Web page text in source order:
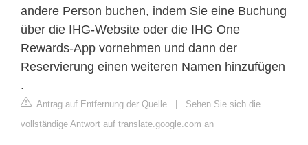
andere Person buchen, indem Sie eine Buchung
über die IHG-Website oder die IHG One
Rewards-App vornehmen und dann der
Reservierung einen weiteren Namen hinzufügen
.
Antrag auf Entfernung der Quelle | Sehen Sie sich die
vollständige Antwort auf translate.google.com an